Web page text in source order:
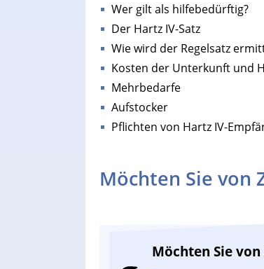
Wer gilt als hilfebedürftig?
Der Hartz IV-Satz
Wie wird der Regelsatz
Kosten der Unterkunft und
Mehrbedarfe
Aufstocker
Pflichten von Hartz IV-
Möchten Sie von
Möchten Sie